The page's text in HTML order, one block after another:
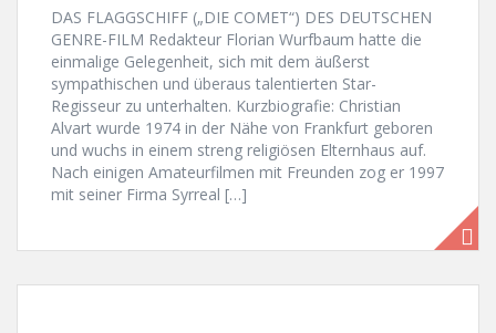
DAS FLAGGSCHIFF („DIE COMET“) DES DEUTSCHEN
GENRE-FILM Redakteur Florian Wurfbaum hatte die
einmalige Gelegenheit, sich mit dem äußerst
sympathischen und überaus talentierten Star-
Regisseur zu unterhalten. Kurzbiografie: Christian
Alvart wurde 1974 in der Nähe von Frankfurt geboren
und wuchs in einem streng religiösen Elternhaus auf.
Nach einigen Amateurfilmen mit Freunden zog er 1997
mit seiner Firma Syrreal […]